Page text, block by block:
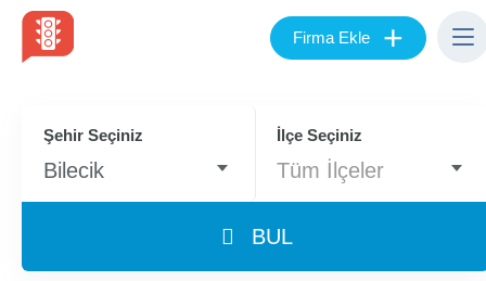
Firma Ekle +
Şehir Seçiniz
Bilecik
İlçe Seçiniz
Tüm İlçeler
BUL